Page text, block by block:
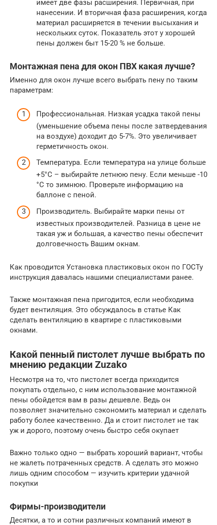
имеет две фазы расширения. Первичная, при
нанесении. И вторичная фаза расширения, когда
материал расширяется в течении высыхания и
нескольких суток. Показатель этот у хорошей
пены должен быт 15-20 % не больше.
Монтажная пена для окон ПВХ какая лучше?
Именно для окон лучше всего выбрать пену по таким
параметрам:
Профессиональная. Низкая усадка такой пены
(уменьшение объема пены после затвердевания
на воздухе) доходит до 5-7%. Это увеличивает
герметичность окон.
Температура. Если температура на улице больше
+5°С – выбирайте летнюю пену. Если меньше -10
°С то зимнюю. Проверьте информацию на
баллоне с пеной.
Производитель. Выбирайте марки пены от
известных производителей. Разница в цене не
такая уж и большая, а качество пены обеспечит
долговечность Вашим окнам.
Как проводится Установка пластиковых окон по ГОСТу
инструкция давалась нашими специалистами ранее.
Также монтажная пена пригодится, если необходима
будет вентиляция. Это обсуждалось в статье Как
сделать вентиляцию в квартире с пластиковыми
окнами.
Какой пенный пистолет лучше выбрать по
мнению редакции Zuzako
Несмотря на то, что пистолет всегда приходится
покупать отдельно, с ним использование монтажной
пены обойдется вам в разы дешевле. Ведь он
позволяет значительно сэкономить материал и сделать
работу более качественно. Да и стоит пистолет не так
уж и дорого, поэтому очень быстро себя окупает
Важно только одно — выбрать хороший вариант, чтобы
не жалеть потраченных средств. А сделать это можно
лишь одним способом — изучить критерии удачной
покупки
Фирмы-производители
Десятки, а то и сотни различных компаний имеют в